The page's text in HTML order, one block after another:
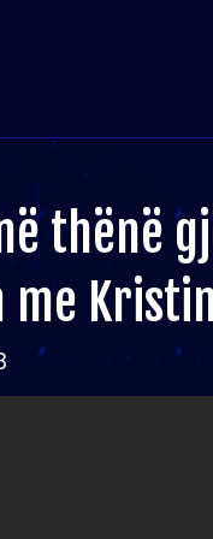
thënë
me